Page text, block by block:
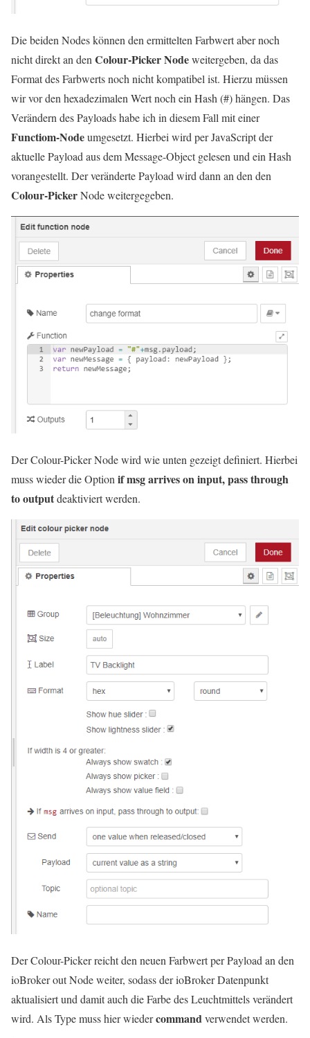
Die beiden Nodes können den ermittelten Farbwert aber noch
nicht direkt an den Colour-Picker Nodeweitergeben, da das
Format des Farbwerts noch nicht kompatibel ist. Hierzu müssen
wir vor den hexadezimalen Wert noch ein Hash (#) hängen. Das
Verändern des Payloads habe ich in diesem Fall mit einer
Functiom-Nodeumgesetzt. Hierbei wird per JavaScript der
aktuelle Payload aus dem Message-Object gelesen und ein Hash
vorangestellt. Der veränderte Payload wird dann an den den
Colour-PickerNode weitergegeben.
Der Colour-Picker Node wird wie unten gezeigt definiert. Hierbei
muss wieder die Optionif msg arrives on input, pass through
to outputdeaktiviert werden.
Der Colour-Picker reicht den neuen Farbwert per Payload an den
ioBroker out Node weiter, sodass der ioBroker Datenpunkt
aktualisiert und damit auch die Farbe des Leuchtmittels verändert
wird. Als Type muss hier wiedercommandverwendet werden.